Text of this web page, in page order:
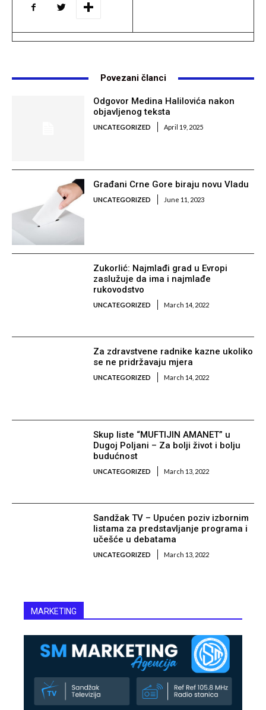
Povezani članci
Odgovor Medina Halilovića nakon
objavljenog teksta
UNCATEGORIZED April 19, 2025
Građani Crne Gore biraju novu Vladu
UNCATEGORIZED June 11, 2023
Zukorlić: Najmlađi grad u Evropi
zaslužuje da ima i najmlađe
rukovodstvo
UNCATEGORIZED March 14, 2022
Za zdravstvene radnike kazne ukoliko
se ne pridržavaju mjera
UNCATEGORIZED March 14, 2022
Skup liste “MUFTIJIN AMANET” u
Dugoj Poljani – Za bolji život i bolju
budućnost
UNCATEGORIZED March 13, 2022
Sandžak TV – Upućen poziv izbornim
listama za predstavljanje programa i
učešće u debatama
UNCATEGORIZED March 13, 2022
MARKETING